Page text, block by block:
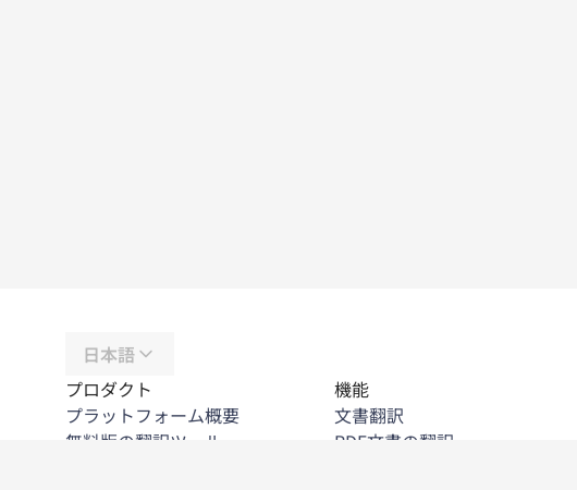
日本語
プロダクト
プラットフォーム概要
無料版の翻訳ツール
機能
文書翻訳
PDF文書の翻訳